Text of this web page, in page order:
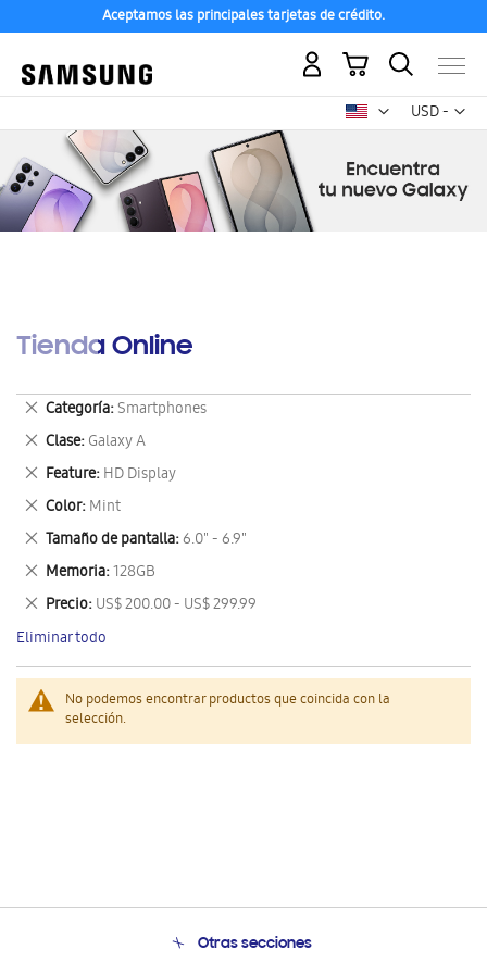
Aceptamos las principales tarjetas de crédito.
USD -
dólar
Mi carrito
Tienda Online
No podemos encontrar productos que coincida con la
selección.
Categoría Smartphones
Eliminar
este
artículo
Clase Galaxy A
Eliminar
este
artículo
Feature HD Display
Eliminar
este
artículo
Color Mint
Eliminar
este
artículo
Tamaño de pantalla 6.0" - 6.9"
Eliminar
este
artículo
Memoria 128GB
Eliminar
este
artículo
Precio US$ 200.00 - US$ 299.99
Eliminar
este
artículo
Eliminar todo
Otras secciones